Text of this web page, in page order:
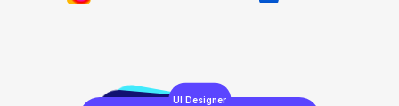
UI Designer